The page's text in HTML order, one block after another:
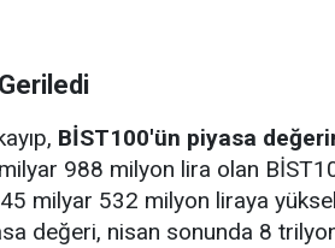
BİST100'ün piyasa
988 milyon lira olan
milyar 532 milyon liraya
değeri, nisan sonunda 8